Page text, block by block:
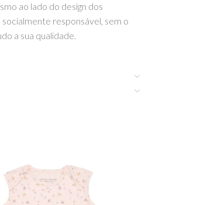
ao lado do design dos
responsável, sem o
a sua qualidade.